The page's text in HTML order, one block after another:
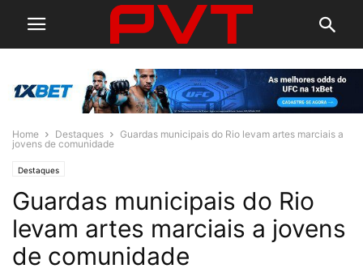
Home Destaques
Guardas municipais do Rio levam artes marciais a
jovens de comunidade
Destaques
Guardas municipais do Rio
levam artes marciais a jovens
de comunidade